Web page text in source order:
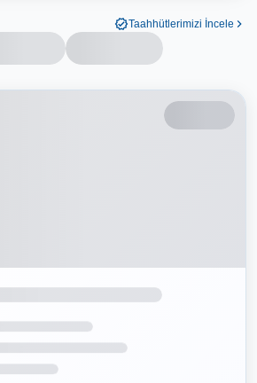
Taahhütlerimizi İncele